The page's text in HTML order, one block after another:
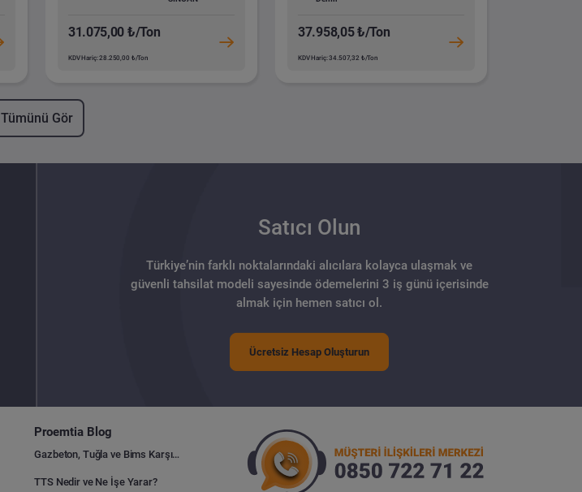
31.075,00 ₺/Ton
KDV Hariç: 28.250,00 ₺/Ton
37.958,05 ₺/Ton
KDV Hariç: 34.507,32 ₺/Ton
Tümünü Gör
Satıcı Olun
Türkiye’nin farklı noktalarındaki alıcılara kolayca ulaşmak ve
güvenli tahsilat modeli sayesinde ödemelerini 3 iş günü içerisinde
almak için hemen satıcı ol.
Ücretsiz Hesap Oluşturun
Proemtia Blog
Gazbeton, Tuğla ve Bims Karşılaştırması: Hangisi Daha Avantajlı?
TTS Nedir ve Ne İşe Yarar?